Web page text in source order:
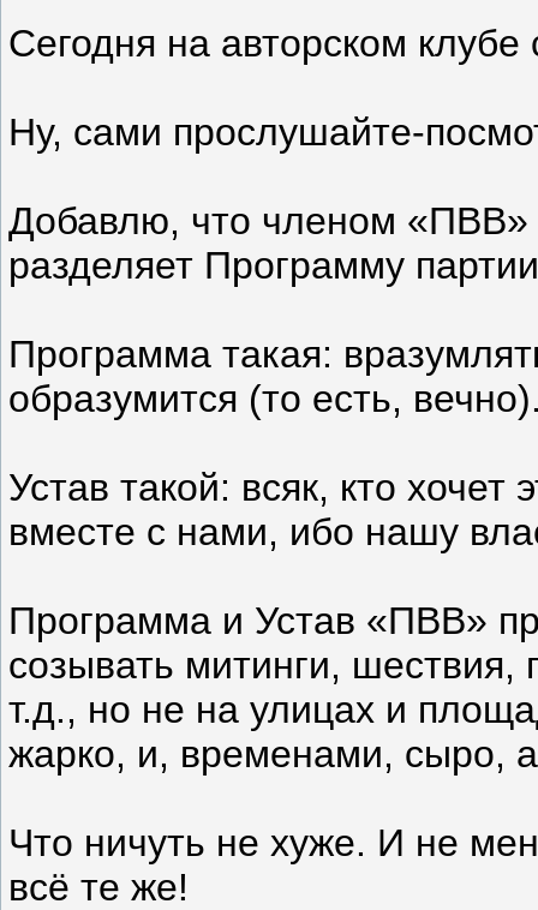
Сегодня на авторском
Ну, сами прослушайте-
Добавлю, что членом «ПВВ»
разделяет Программу
Программа такая:
образумится (то есть,
Устав такой: всяк, кто хочет
вместе с нами, ибо нашу
Программа и Устав «ПВВ»
созывать митинги,
т.д., но не на улицах и
жарко, и, временами, сыро,
Что ничуть не хуже. И не
всё те же!